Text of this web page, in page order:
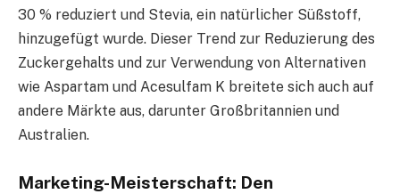
30 % reduziert und Stevia, ein natürlicher Süßstoff,
hinzugefügt wurde. Dieser Trend zur Reduzierung des
Zuckergehalts und zur Verwendung von Alternativen
wie Aspartam und Acesulfam K breitete sich auch auf
andere Märkte aus, darunter Großbritannien und
Australien.
Marketing-Meisterschaft: Den